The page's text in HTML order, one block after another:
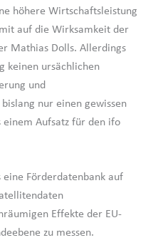
höhere Wirtschaftsleistung
auf die Wirksamkeit der
Mathias Dolls. Allerdings
keinen ursächlichen
und
nur einen gewissen
einem Aufsatz für den ifo
Förderdatenbank auf
Effekte der EU-
zu messen.